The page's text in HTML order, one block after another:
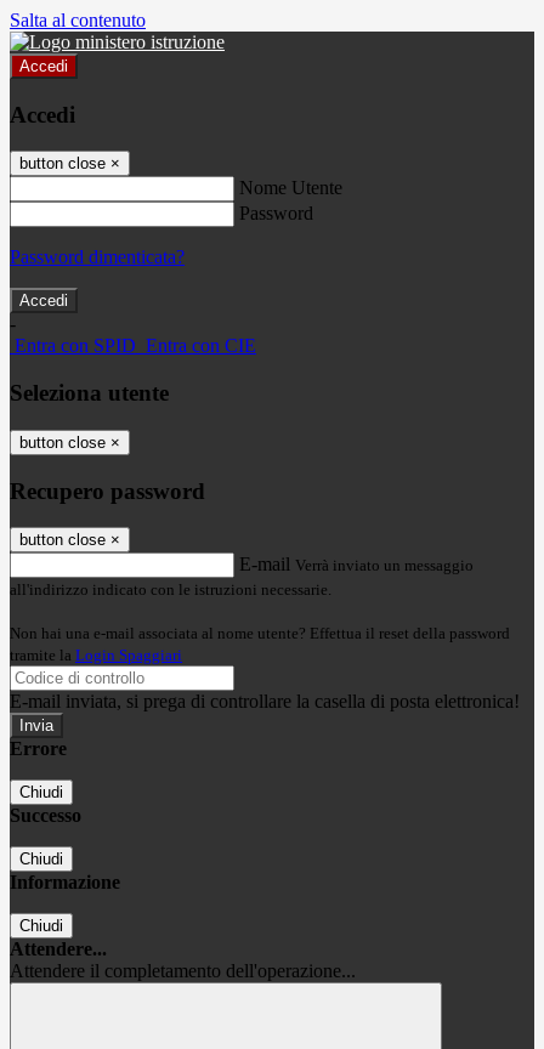
Salta al contenuto
Accedi
Accedi
button close ×
Nome Utente
Password
Password dimenticata?
-
Entra con SPID Entra con CIE
Seleziona utente
button close ×
Recupero password
button close ×
E-mail Verrà inviato un messaggio
all'indirizzo indicato con le istruzioni necessarie.
Non hai una e-mail associata al nome utente? Effettua il reset della password
tramite la Login Spaggiari
E-mail inviata, si prega di controllare la casella di posta elettronica!
Errore
Chiudi
Successo
Chiudi
Informazione
Chiudi
Attendere...
Attendere il completamento dell'operazione...